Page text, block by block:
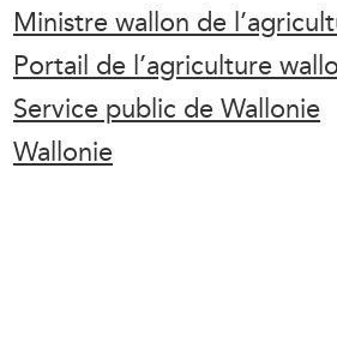
Ministre wallon de
Portail de l’agriculture
Service public de Wallonie
Wallonie